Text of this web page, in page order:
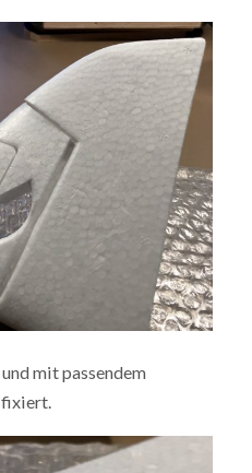
mit passendem